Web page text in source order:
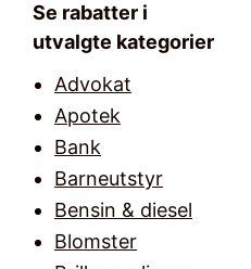
Se rabatter i
utvalgte kategorier
Advokat
Apotek
Bank
Barneutstyr
Bensin & diesel
Blomster